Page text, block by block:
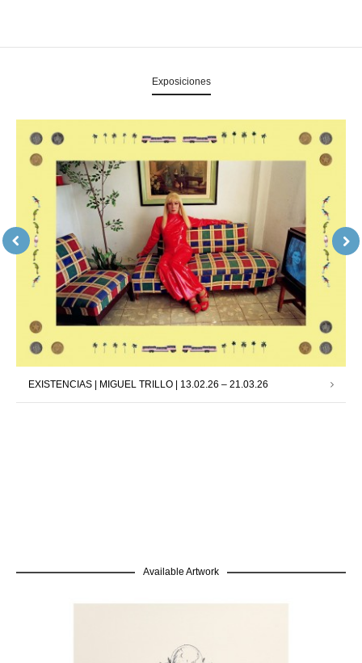
Exposiciones
EXISTENCIAS | MIGUEL TRILLO | 13.02.26 – 21.03.26
Available Artwork